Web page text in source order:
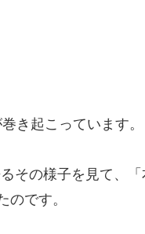
き起こっています。
その様子を見て、
のです。